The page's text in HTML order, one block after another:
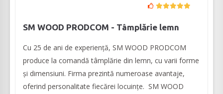
SM WOOD PRODCOM - Tâmplărie lemn
Cu 25 de ani de experiență, SM WOOD PRODCOM
produce la comandă tâmplărie din lemn, cu varii forme
și dimensiuni. Firma prezintă numeroase avantaje,
oferind personalitate fiecărei locuințe. SM WOOD